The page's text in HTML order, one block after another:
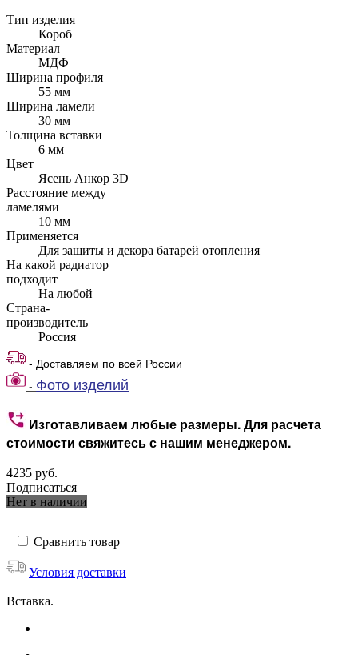
Тип изделия
Короб
Материал
МДФ
Ширина профиля
55 мм
Ширина ламели
30 мм
Толщина вставки
6 мм
Цвет
Ясень Анкор 3D
Расстояние между
ламелями
10 мм
Применяется
Для защиты и декора батарей отопления
На какой радиатор
подходит
На любой
Страна-
производитель
Россия
- Доставляем по всей России
- Фото изделий
Изготавливаем любые размеры. Для расчета
стоимости свяжитесь с нашим менеджером.
4235 руб.
Подписаться
Нет в наличии
Сравнить товар
Условия доставки
Вставка.